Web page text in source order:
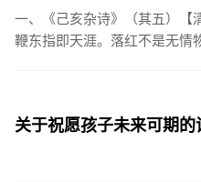
一、《己亥杂诗》（其五）【
鞭东指即天涯。落红不是无情
关于祝愿孩子未来可期的